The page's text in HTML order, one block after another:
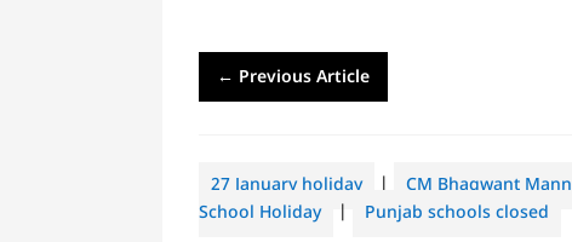
← Previous Article
27 January holiday | CM Bhagwant Mann
School Holiday
Punjab schools closed